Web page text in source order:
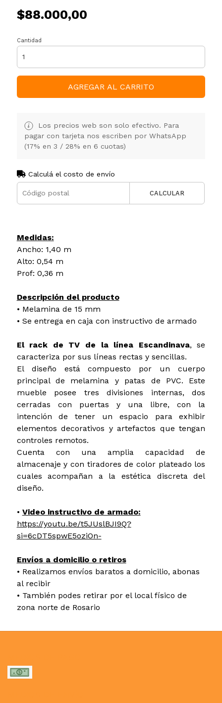
$88.000,00
Cantidad
AGREGAR AL CARRITO
Los precios web son solo efectivo. Para
pagar con tarjeta nos escriben por WhatsApp
(17% en 3 / 28% en 6 cuotas)
Calculá el costo de envío
CALCULAR
Medidas:
Ancho: 1,40 m
Alto: 0,54 m
Prof: 0,36 m
Descripción del producto
• Melamina de 15 mm
• Se entrega en caja con instructivo de armado
El rack de TV de la línea Escandinava, se
caracteriza por sus líneas rectas y sencillas.
El diseño está compuesto por un cuerpo
principal de melamina y patas de PVC. Este
mueble posee tres divisiones internas, dos
cerradas con puertas y una libre, con la
intención de tener un espacio para exhibir
elementos decorativos y artefactos que tengan
controles remotos.
Cuenta con una amplia capacidad de
almacenaje y con tiradores de color plateado los
cuales acompañan a la estética discreta del
diseño.
• Video instructivo de armado:
https://youtu.be/t5JUslBJI9Q?
si=6cDT5spwE5oziOn-
Envíos a domicilio o retiros
• Realizamos envíos baratos a domicilio, abonas
al recibir
• También podes retirar por el local físico de
zona norte de Rosario